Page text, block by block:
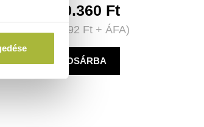
420.360 Ft
(330.992 Ft+ ÁFA)
KOSÁRBA